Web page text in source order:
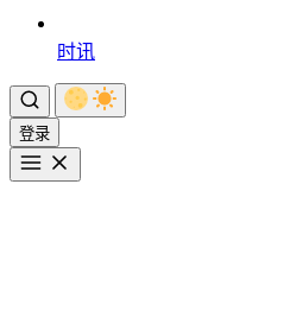
时讯
登录